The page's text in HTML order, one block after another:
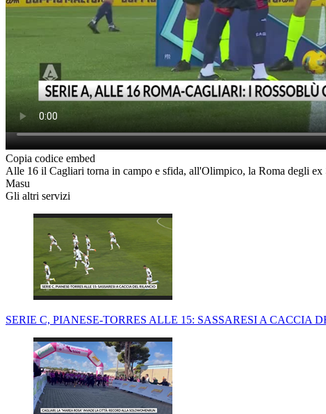
Copia codice embed
Alle 16 il Cagliari torna in campo e sfida, all'Olimpico, la Roma degli
Masu
Gli altri servizi
SERIE C, PIANESE-TORRES ALLE 15: SASSARESI A CACCIA